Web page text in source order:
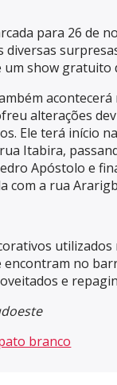
para 26 de
diversas
um show gratuito
alterações
Ele terá início
Itabira,
Apóstolo e
com a rua
utilizados
encontram no
e
branco